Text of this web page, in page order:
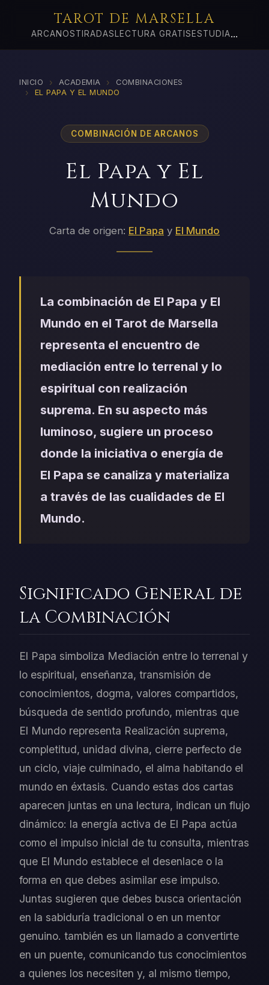
TAROT DE MARSELLA
ARCANOSTIRADAS LECTURA GRATIS ESTUDIA...
INICIO › ACADEMIA › COMBINACIONES
› EL PAPA Y EL MUNDO
COMBINACIÓN DE ARCANOS
El Papa y El
Mundo
Carta de origen: El Papa y El Mundo
La combinación de El Papa y El
Mundo en el Tarot de Marsella
representa el encuentro de
mediación entre lo terrenal y lo
espiritual con realización
suprema. En su aspecto más
luminoso, sugiere un proceso
donde la iniciativa o energía de
El Papa se canaliza y materializa
a través de las cualidades de El
Mundo.
Significado General de
la Combinación
El Papa simboliza Mediación entre lo terrenal y
lo espiritual, enseñanza, transmisión de
conocimientos, dogma, valores compartidos,
búsqueda de sentido profundo, mientras que
El Mundo representa Realización suprema,
completitud, unidad divina, cierre perfecto de
un ciclo, viaje culminado, el alma habitando el
mundo en éxtasis. Cuando estas dos cartas
aparecen juntas en una lectura, indican un flujo
dinámico: la energía activa de El Papa actúa
como el impulso inicial de tu consulta, mientras
que El Mundo establece el desenlace o la
forma en que debes asimilar ese impulso.
Juntas sugieren que debes busca orientación
en la sabiduría tradicional o en un mentor
genuino. también es un llamado a convertirte
en un puente, comunicando tus conocimientos
a quienes los necesiten y, al mismo tiempo,